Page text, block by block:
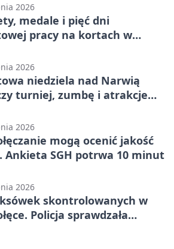
2026
medale i pięć dni
pracy na kortach w
2026
niedziela nad Narwią
turniej, zumbę i atrakcje
2026
mogą ocenić jakość
Ankieta SGH potrwa 10 minut
2026
skontrolowanych w
Policja sprawdzała